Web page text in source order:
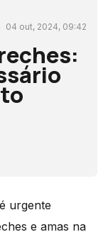
04 out, 2024, 09:42
urgente
e amas na